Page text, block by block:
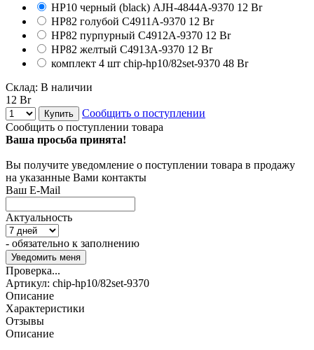
HP10 черный (black) AJH-4844A-9370 12 Br
HP82 голубой C4911A-9370 12 Br
HP82 пурпурный C4912A-9370 12 Br
HP82 желтый C4913A-9370 12 Br
комплект 4 шт chip-hp10/82set-9370 48 Br
Склад: В наличии
12 Br
Купить
Сообщить о поступлении
Сообщить о поступлении товара
Ваша просьба принята!
Вы получите уведомление о поступлении товара в продажу
на указанные Вами контакты
Ваш E-Mail
Актуальность
- обязательно к заполнению
Проверка...
Артикул: chip-hp10/82set-9370
Описание
Характеристики
Отзывы
Описание